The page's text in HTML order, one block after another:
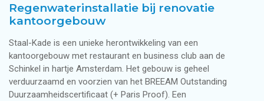
Regenwaterinstallatie bij renovatie
kantoorgebouw
Staal-Kade is een unieke herontwikkeling van een
kantoorgebouw met restaurant en business club aan de
Schinkel in hartje Amsterdam. Het gebouw is geheel
verduurzaamd en voorzien van het BREEAM Outstanding
Duurzaamheidscertificaat (+ Paris Proof). Een